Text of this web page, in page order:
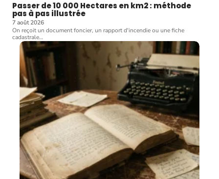
Passer de 10 000 Hectares en km2 : méthode
pas à pas illustrée
7 août 2026
On reçoit un document foncier, un rapport d'incendie ou une fiche
cadastrale…